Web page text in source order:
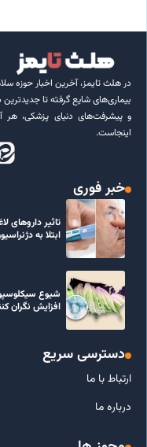
در هلث تایمز، آخرین اخبار حوزه
بیماری‌های شایع گرفته تا
و پیشرفت‌های دنیای پزشکی، هر
اینجاست.
خبر فوری
ابتلا به
شیوع
افزایش نگران
دسترسی سریع
ارتباط با ما
درباره ما